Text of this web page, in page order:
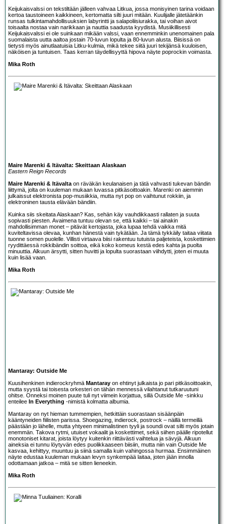
Keijukaisvalssi on tekstiltään jälleen vahvaa Litkua, jossa monisyinen tarina voidaan
kertoa taustoineen kaikkineen, kertomatta silti juuri mitään. Kuulijalle jätetäänkin
runsas tulkintamahdollisuuksien labyrintti ja salapoliisiurakka, tai voihan aivot
toisaalta nostaa vain narikkaan ja nauttia saadusta kyydistä. Musiikillisesti
Keijukaisvalssi ei ole suinkaan mikään valssi, vaan ennemminkin unenomainen pala
suomalaista uutta aaltoa jostain 70-luvun lopulta ja 80-luvun alusta. Biisissä on
tietysti myös ainutlaatuisia Litku-kulmia, mikä tekee siitä juuri tekijänsä kuuloisen,
näköisen ja tuntuisen. Taas kerran täydellisyyttä hipova näyte poprockin voimasta.
Mika Roth
Maire Marenki & Itävalta: Skeittaan Alaskaan
Eastern Reign Records
Maire Marenki & Itävalta on räväkän keulanaisen ja tätä vahvasti tukevan bändin
liittymä, jolta on kuuleman mukaan luvassa pitkäsoittoakin. Marenki on aiemmin
julkaissut elektronista pop-musiikkia, mutta nyt pop on vaihtunut rokkiin, ja
elektroninen tausta elävään bändiin.
Kuinka siis skeitata Alaskaan? Kas, sehän käy vauhdikkaasti rallaten ja suuta
sopivasti piesten. Avaimena tuntuu olevan se, että kaikki – tai ainakin
mahdollisimman monet – pitävät kertojasta, joka lupaa tehdä vaikka mitä
kuviteltavissa olevaa, kunhan hänestä vain tykätään. Ja tämä tykkäily taitaa viitata
tuonne somen puolelle. Villisti virtaava biisi rakentuu tutuista paljeteista, koskettimien
ryydittäessä rokkibändin soittoa, eikä koko komeus kestä edes kahta ja puolta
minuuttia. Alkuun ärsytti, sitten huvitti ja lopulta suorastaan viihdytti, joten ei muuta
kuin lisää vaan.
Mika Roth
Mantaray: Outside Me
Kuusihenkinen indierockryhmä Mantaray on ehtinyt julkaista jo pari pitkäsoittoakin,
mutta syystä tai toisesta orkesteri on tähän mennessä vilahtanut tutkaruutuni
ohitse. Onneksi moinen puute tuli nyt viimein korjattua, sillä Outside Me -sinkku
enteilee In Everything -nimistä kolmatta albumia.
Mantaray on nyt hieman tummempien, hetkittäin suorastaan sisäänpäin
kääntyneiden fiilisten parissa. Shoegazing, indierock, postrock – näillä termeillä
päästään jo lähelle, mutta yhtyeen minimalistinen tyyli ja soundi ovat silti myös jotain
enemmän. Takova rytmi, utuiset vokaalit ja koskettimet, sekä siihen päälle ripotellut
monotoniset kitarat, joista löytyy kuitenkin riittävästi vaihtelua ja sävyjä. Alkuun
aineksia ei tunnu löytyvän edes puolikkaaseen biisiin, mutta niin vain Outside Me
kasvaa, kehittyy, muuntuu ja siinä samalla kuin vahingossa hurmaa. Ensimmäinen
näyte edustaa kuuleman mukaan levyn synkempää laitaa, joten jään innolla
odottamaan jatkoa – mitä se sitten lieneekin.
Mika Roth